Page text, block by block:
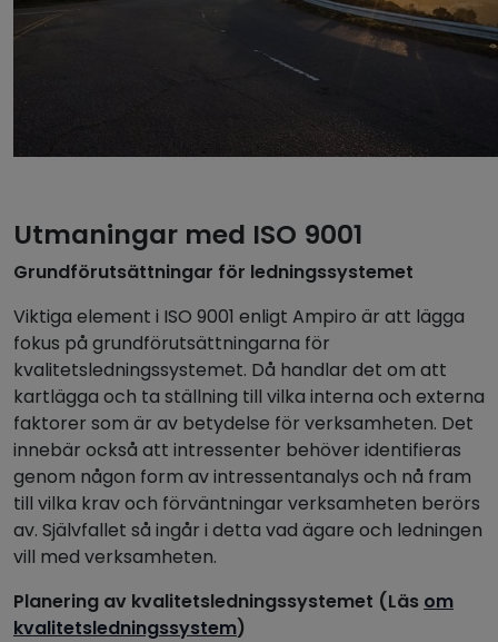
Utmaningar med ISO 9001
Grundförutsättningar för ledningssystemet
Viktiga element i ISO 9001 enligt Ampiro är att lägga
fokus på grundförutsättningarna för
kvalitetsledningssystemet. Då handlar det om att
kartlägga och ta ställning till vilka interna och externa
faktorer som är av betydelse för verksamheten. Det
innebär också att intressenter behöver identifieras
genom någon form av intressentanalys och nå fram
till vilka krav och förväntningar verksamheten berörs
av. Självfallet så ingår i detta vad ägare och ledningen
vill med verksamheten.
Planering av kvalitetsledningssystemet (Läs om
kvalitetsledningssystem)